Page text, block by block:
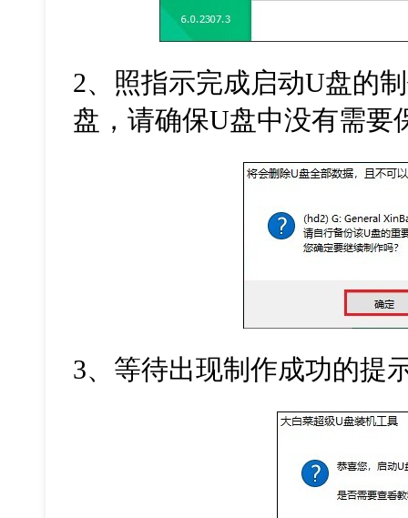
2、照指示完成启动U盘的
盘，请确保U盘中没有需要
3、等待出现制作成功的提